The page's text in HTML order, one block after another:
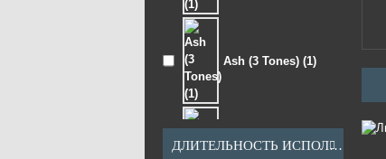
Ash (3 Tones) (1)
Black Gold (1) ДЛИТЕЛЬНОСТЬ ИСПОЛЬЗОВАНИЯ, ДНЕЙ